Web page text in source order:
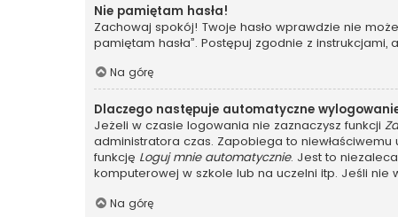
Nie pamiętam hasła!
Zachowaj spokój! Twoje hasło wprawdzie nie
pamiętam hasła”. Postępuj zgodnie z
Na górę
Dlaczego następuje automatyczne
Jeżeli w czasie logowania nie zaznaczysz funkcji
administratora czas. Zapobiega to
funkcję Loguj mnie automatycznie. Jest to
komputerowej w szkole lub na uczelni itp. Jeśli nie
Na górę